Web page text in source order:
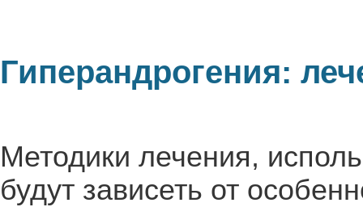
Гиперандрогения:
Методики лечения,
будут зависеть от